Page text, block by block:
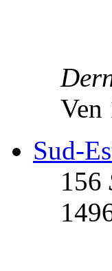
Ven
Sud-
156